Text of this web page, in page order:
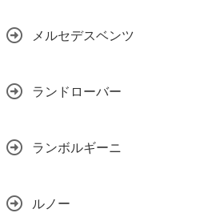
メルセデスベンツ
ランドローバー
ランボルギーニ
ルノー